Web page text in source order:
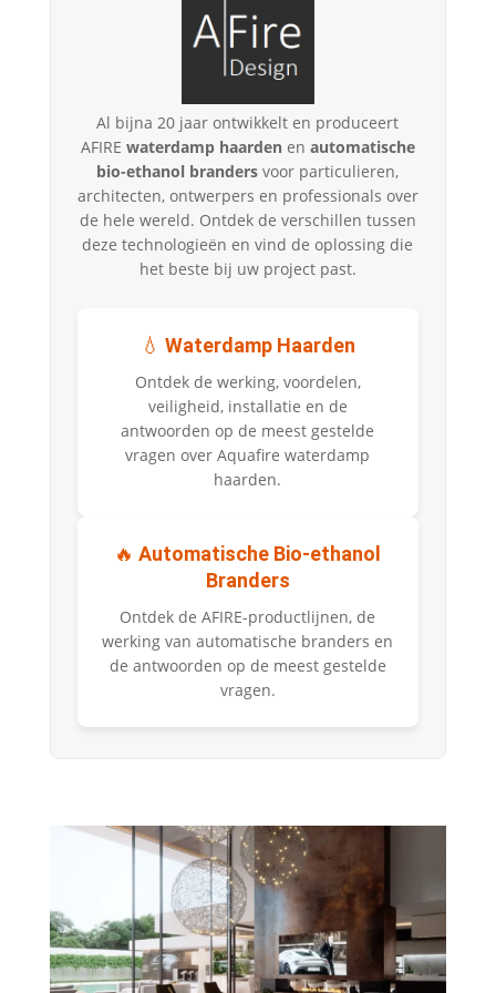
Al bijna 20 jaar ontwikkelt en produceert
AFIRE waterdamp haarden en automatische
bio-ethanol branders voor particulieren,
architecten, ontwerpers en professionals over
de hele wereld. Ontdek de verschillen tussen
deze technologieën en vind de oplossing die
het beste bij uw project past.
💧 Waterdamp Haarden
Ontdek de werking, voordelen,
veiligheid, installatie en de
antwoorden op de meest gestelde
vragen over Aquafire waterdamp
haarden.
🔥Automatische Bio-ethanol
Branders
Ontdek de AFIRE-productlijnen, de
werking van automatische branders en
de antwoorden op de meest gestelde
vragen.